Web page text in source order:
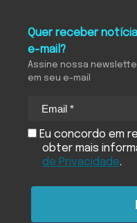
Quer receber
e-mail?
Assine nossa
em seu e-mail
Eu concordo em
obter mais
de Privacidade.